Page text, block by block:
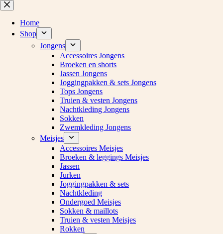
Ga
naar
inhoud
Home
Shop
Jongens
Accessoires Jongens
Broeken en shorts
Jassen Jongens
Joggingpakken & sets Jongens
Tops Jongens
Truien & vesten Jongens
Nachtkleding Jongens
Sokken
Zwemkleding Jongens
Meisjes
Accessoires Meisjes
Broeken & leggings Meisjes
Jassen
Jurken
Joggingpakken & sets
Nachtkleding
Ondergoed Meisjes
Sokken & maillots
Truien & vesten Meisjes
Rokken